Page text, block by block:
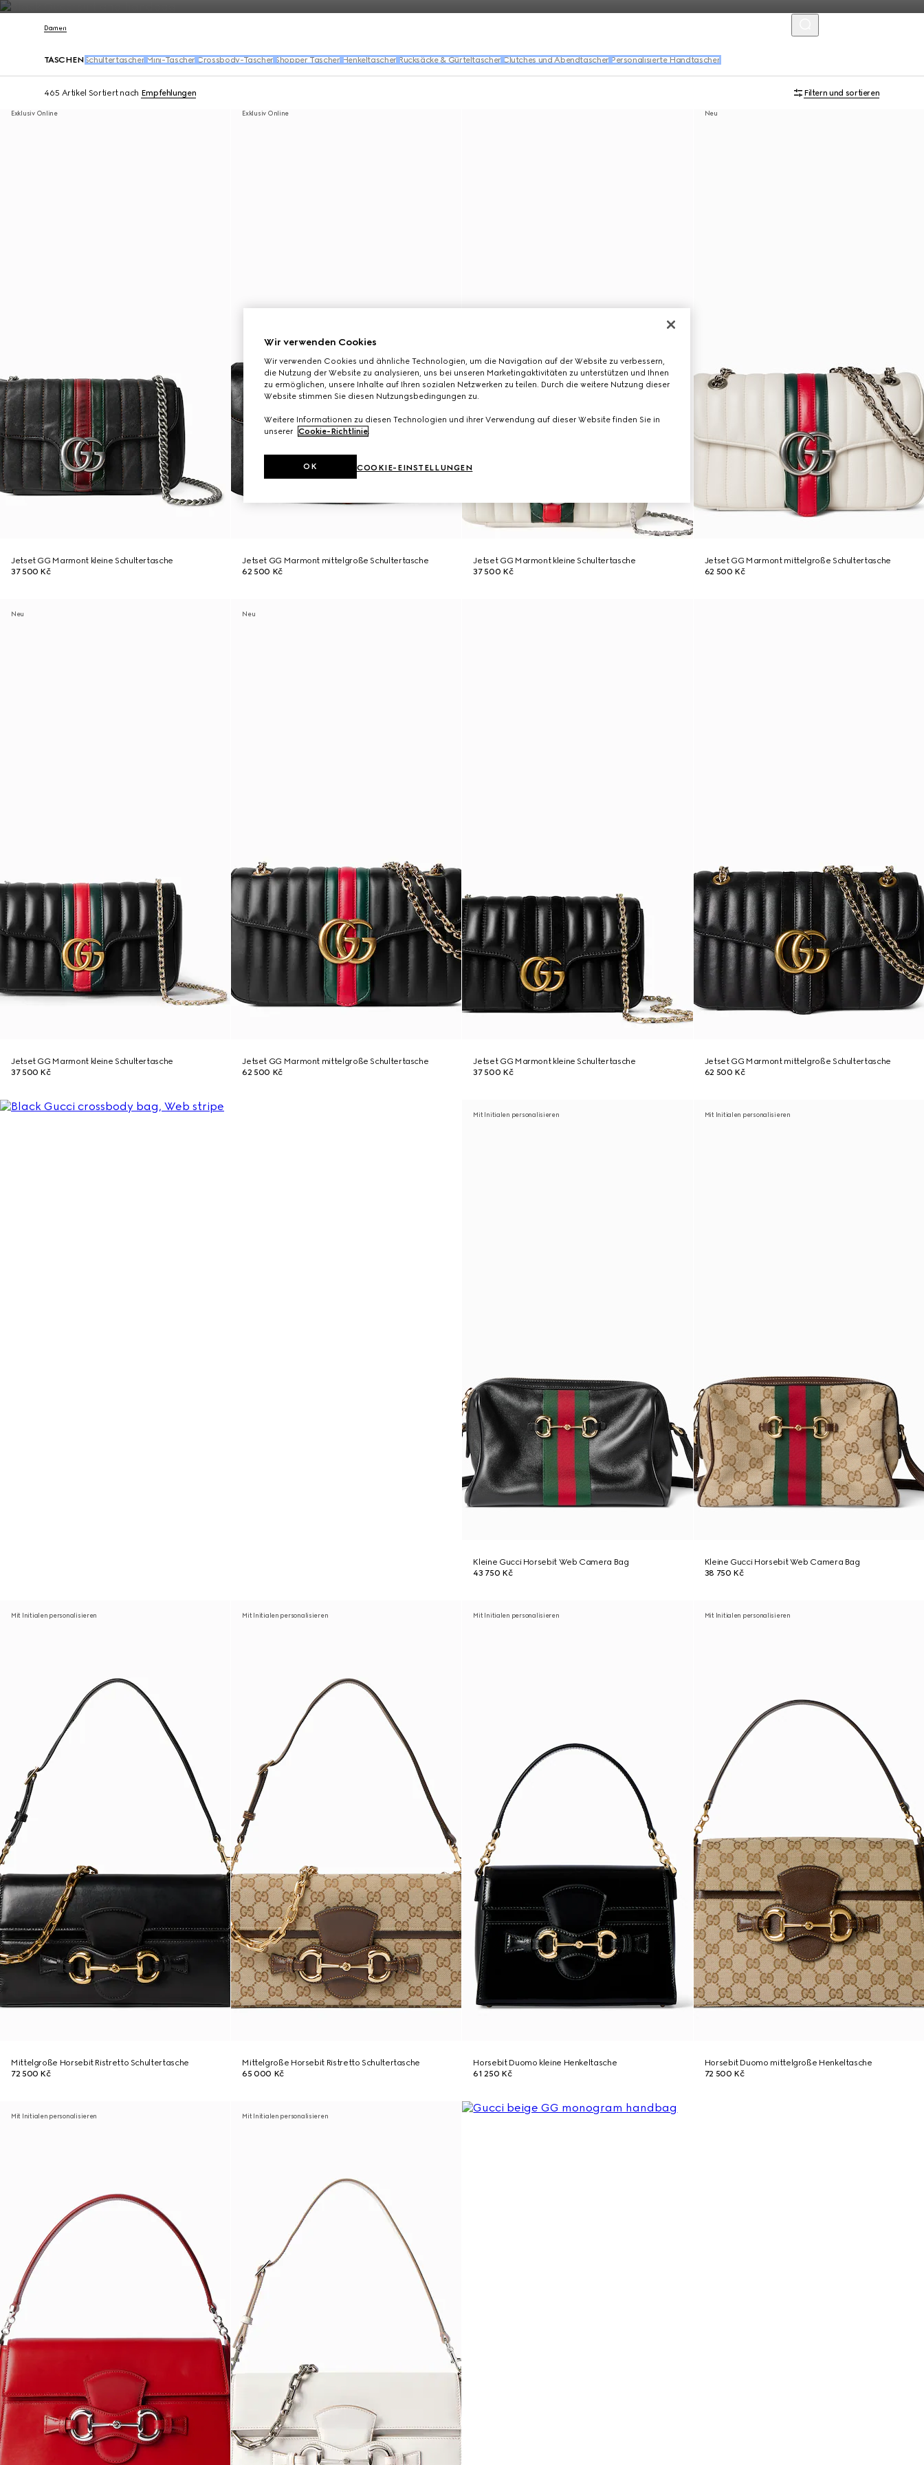
Kontakt
Damen
TASCHEN Schultertaschen Mini-Taschen Crossbody-Taschen Shopper Taschen Henkeltaschen Rucksäcke & Gürteltaschen Clutches und Abendtaschen Personalisierte Handtaschen
465 Artikel Sortiert nach Empfehlungen Filtern und sortieren
Exklusiv Online
Jetset GG Marmont kleine Schultertasche
37 500 Kč
Exklusiv Online
Jetset GG Marmont mittelgroße Schultertasche
62 500 Kč
Jetset GG Marmont kleine Schultertasche
37 500 Kč
Neu
Jetset GG Marmont mittelgroße Schultertasche
62 500 Kč
Neu
Jetset GG Marmont kleine Schultertasche
37 500 Kč
Neu
Jetset GG Marmont mittelgroße Schultertasche
62 500 Kč
Jetset GG Marmont kleine Schultertasche
37 500 Kč
Jetset GG Marmont mittelgroße Schultertasche
62 500 Kč
Mit Initialen personalisieren
Kleine Gucci Horsebit Web Camera Bag
43 750 Kč
Mit Initialen personalisieren
Kleine Gucci Horsebit Web Camera Bag
38 750 Kč
Mit Initialen personalisieren
Mittelgroße Horsebit Ristretto Schultertasche
72 500 Kč
Mit Initialen personalisieren
Mittelgroße Horsebit Ristretto Schultertasche
65 000 Kč
Mit Initialen personalisieren
Horsebit Duomo kleine Henkeltasche
61 250 Kč
Mit Initialen personalisieren
Horsebit Duomo mittelgroße Henkeltasche
72 500 Kč
Mit Initialen personalisieren Mit Initialen personalisieren
Wir verwenden Cookies
Wir verwenden Cookies und ähnliche Technologien, um die Navigation auf der Website zu verbessern,
die Nutzung der Website zu analysieren, uns bei unseren Marketingaktivitäten zu unterstützen und Ihnen
zu ermöglichen, unsere Inhalte auf Ihren sozialen Netzwerken zu teilen. Durch die weitere Nutzung dieser
Website stimmen Sie diesen Nutzungsbedingungen zu.
Weitere Informationen zu diesen Technologien und ihrer Verwendung auf dieser Website finden Sie in
unserer Cookie-Richtlinie.
COOKIE-EINSTELLUNGEN
OK